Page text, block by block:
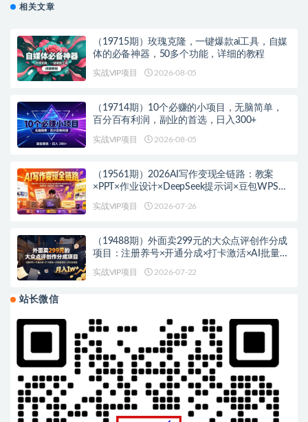
相关文章
（19715期）玫瑰克隆，一键爆款ai工具，自媒
体的必备神器，50多个功能，详细的教程
实战VIP项目 2026-08-05
（19714期）10个必赚的小项目，无脑简单，
百分百有利润，副业的首选，日入300+
实战VIP项目 2026-08-05
（19561期）2026AI写作变现全链路：教案
×PPT×作业设计×DeepSeek提示词×豆包WPS
实战VIP项目 2026-07-26
（19488期）外面卖299元的大众点评创作分成
项目：注册养号×开通分成×打卡激活×AI批量笔
实战VIP项目 2026-07-22
站长微信